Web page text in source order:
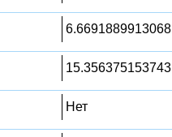
6.6691889913068
15.356375153743
Нет